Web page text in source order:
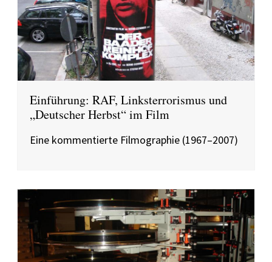
Einführung: RAF, Linksterrorismus und
„Deutscher Herbst“ im Film
Eine kommentierte Filmographie (1967–2007)